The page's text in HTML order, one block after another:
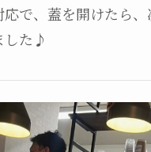
で、蓋を開けたら
した♪